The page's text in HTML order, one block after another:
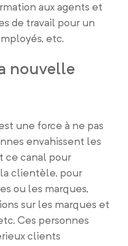
aux agents et
de travail pour un
etc.
nouvelle
une force à ne pas
envahissent les
ce canal pour
clientèle, pour
ou les marques,
sur les marques et
Ces personnes
clients